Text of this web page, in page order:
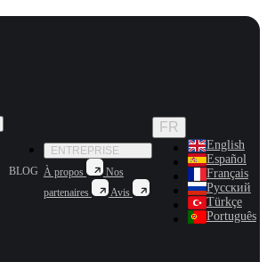
BLOG
ENTREPRISE
À propos
Nos
partenaires
Avis
FR
English
Español
Français
Русский
Türkçe
Português